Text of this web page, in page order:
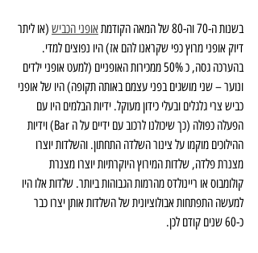
בשנות ה-70 וה-80 של המאה הקודמת אופני הכביש (או ליתר
דיוק אופני מרוץ כפי שקראנו להם אז) היו נפוצים למדי.
בהערכה גסה, כ 50% ממכירות האופניים (למעט אופני ילדים
ונוער – שני מושגים בפני עצמם באותה תקופה) היו של אופני
כביש צרי גלגלים ובעלי כידון מעוקל. ידיות הבלמים היו עם
הפעלה כפולה (כך שיכולנו לרכוב עם ידיים על ה Bar) וידיות
ההילוכים מוקמו על צינור השלדה התחתון. והשלדות יוצרו
מצנרת פלדה, שלדות המירוץ היוקרתיות יוצרו מצנרת
קולומבוס או ריינולדס מהרמות הגבוהות ביותר. שלדות אלו היו
למעשה התפתחות אבולוציונית של השלדות אותן יצרו כבר
כ-60 שנים קודם לכן.